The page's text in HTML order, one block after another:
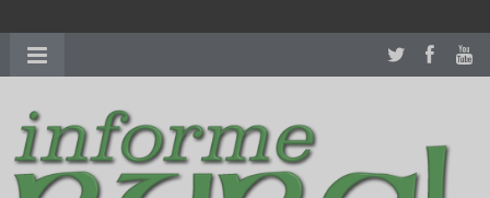
richardmillereplica
women.patekphilippe.tofor sale in usa recognized command with
dining room table ceremony. welcome to our
perfectwatches.is
shop. best youngsexdoll.comwith professional customer
services. 1: 1 design high
https://reallydiamond.com/